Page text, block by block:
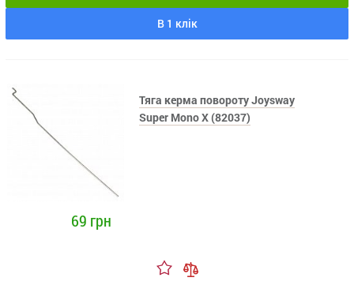
В 1 клік
Тяга керма повороту Joysway
Super Mono X (82037)
69 грн